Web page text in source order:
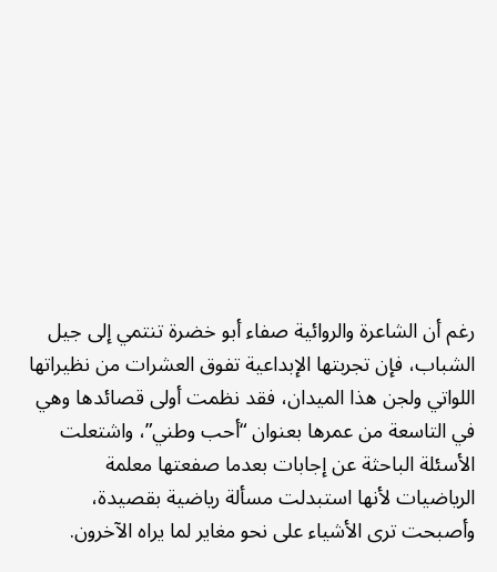
رغم أن الشاعرة والروائية صفاء أبو خضرة تنتمي إلى جيل
الشباب، فإن تجربتها الإبداعية تفوق العشرات من نظيراتها
اللواتي ولجن هذا الميدان، فقد نظمت أولى قصائدها وهي
في التاسعة من عمرها بعنوان “أحب وطني”، واشتعلت
الأسئلة الباحثة عن إجابات بعدما صفعتها معلمة
الرياضيات لأنها استبدلت مسألة رياضية بقصيدة،
وأصبحت ترى الأشياء على نحو مغاير لما يراه الآخرون.